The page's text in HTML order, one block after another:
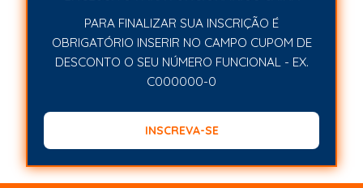
PARA FINALIZAR SUA INSCRIÇÃO É
OBRIGATÓRIO INSERIR NO CAMPO CUPOM DE
DESCONTO O SEU NÚMERO FUNCIONAL - EX.
C000000-0
INSCREVA-SE